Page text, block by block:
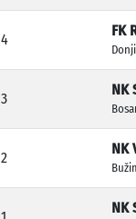
4
FK
3
NK
2
NK
NK